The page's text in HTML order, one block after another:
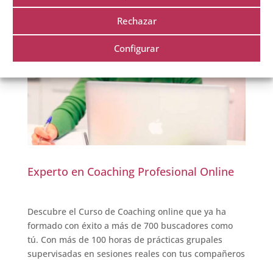
Rechazar
Configurar
Experto en Coaching Profesional Online
Descubre el Curso de Coaching online que ya ha
formado con éxito a más de 700 buscadores como
tú. Con más de 100 horas de prácticas grupales
supervisadas en sesiones reales con tus compañeros